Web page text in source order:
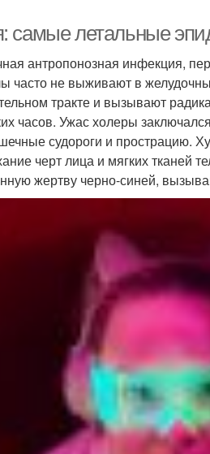
самые летальные
антропонозная инфекция,
часто не выживают в
тракте и вызывают
часов. Ужас холеры
судороги и прострацию.
черт лица и мягких тканей
жертву черно-синей,